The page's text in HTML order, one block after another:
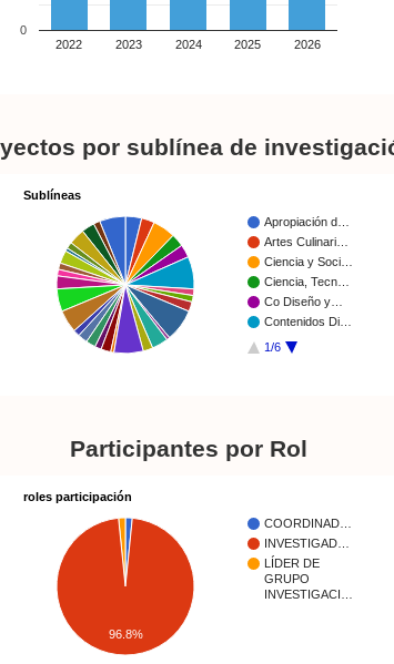
2022 2023 2024 2025 2026
0
por sublínea de
Sublíneas
Apropiación d…
Artes Culinari…
Ciencia y Soci…
Ciencia, Tecn…
Co Diseño y…
Contenidos Di…
1/6
Participantes por Rol
roles participación
COORDINAD…
INVESTIGAD…
LÍDER DE
GRUPO
INVESTIGACI…
96.8%